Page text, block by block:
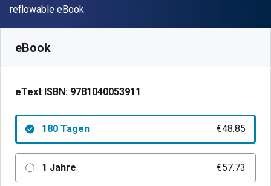
Format
reflowable eBook
eBook
eText ISBN: 9781040053911
180 Tagen €48.85
1 Jahre €57.73